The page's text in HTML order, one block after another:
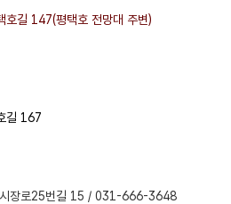
호길 147(평택호 전망대 주변)
길 167
시장로25번길 15 / 031-666-3648